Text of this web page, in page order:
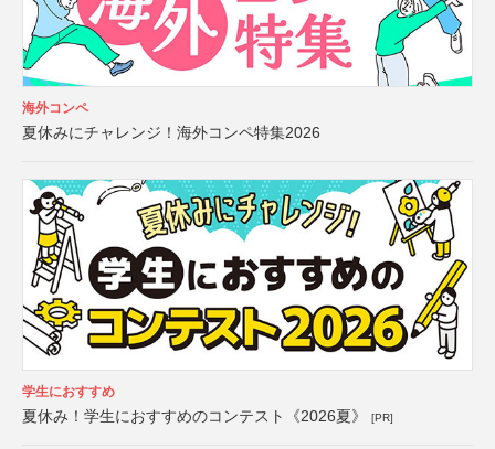
海外コンペ
夏休みにチャレンジ！海外コンペ特集2026
学生におすすめ
夏休み！学生におすすめのコンテスト《2026夏》 [PR]